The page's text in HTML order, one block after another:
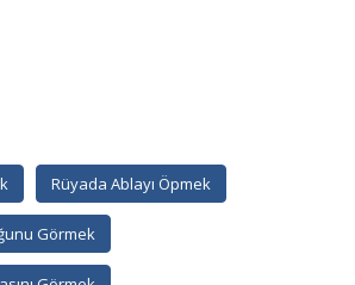
Rüyada Ablayı Öpmek
Görmek